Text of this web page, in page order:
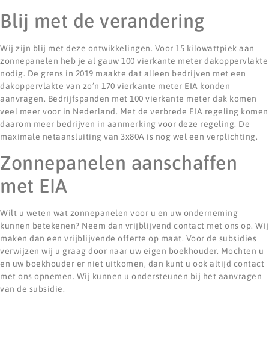
Blij met de verandering
Wij zijn blij met deze ontwikkelingen. Voor 15 kilowattpiek aan
zonnepanelen heb je al gauw 100 vierkante meter dakoppervlakte
nodig. De grens in 2019 maakte dat alleen bedrijven met een
dakoppervlakte van zo’n 170 vierkante meter EIA konden
aanvragen. Bedrijfspanden met 100 vierkante meter dak komen
veel meer voor in Nederland. Met de verbrede EIA regeling komen
daarom meer bedrijven in aanmerking voor deze regeling. De
maximale netaansluiting van 3x80A is nog wel een verplichting.
Zonnepanelen aanschaffen
met EIA
Wilt u weten wat zonnepanelen voor u en uw onderneming
kunnen betekenen? Neem dan vrijblijvend contact met ons op. Wij
maken dan een vrijblijvende offerte op maat. Voor de subsidies
verwijzen wij u graag door naar uw eigen boekhouder. Mochten u
en uw boekhouder er niet uitkomen, dan kunt u ook altijd contact
met ons opnemen. Wij kunnen u ondersteunen bij het aanvragen
van de subsidie.